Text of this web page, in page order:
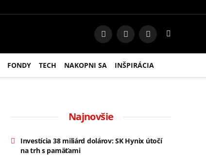
FacebookInstagram
RSS
FONDY TECH NAKOPNI SA INŠPIRÁCIA
Najnovšie
Investícia 38 miliárd dolárov: SK Hynix útočí
na trh s pamäťami